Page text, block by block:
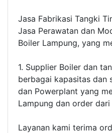
Jasa Fabrikasi Tangki
Jasa Perawatan dan
Boiler Lampung, yang
1. Supplier Boiler dan
berbagai kapasitas dan
dan Powerplant yang
Lampung dan order
Layanan kami terima